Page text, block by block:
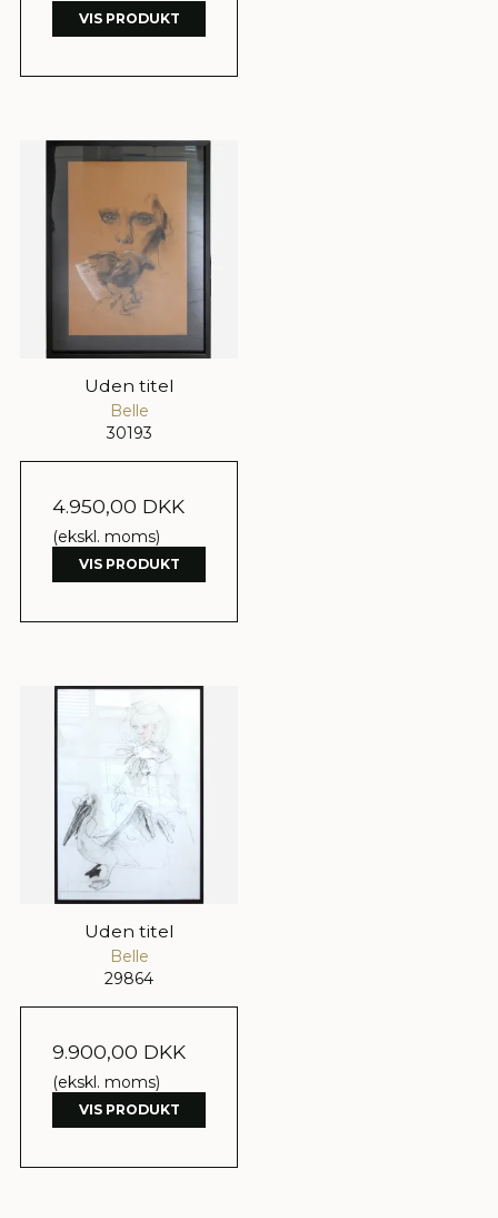
VIS PRODUKT
Uden titel
Belle
30193
4.950,00 DKK
(ekskl. moms)
VIS PRODUKT
Uden titel
Belle
29864
9.900,00 DKK
(ekskl. moms)
VIS PRODUKT